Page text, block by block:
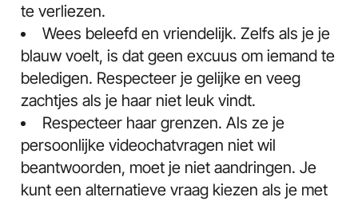
te verliezen.
Wees beleefd en vriendelijk. Zelfs als je je
blauw voelt, is dat geen excuus om iemand te
beledigen. Respecteer je gelijke en veeg
zachtjes als je haar niet leuk vindt.
Respecteer haar grenzen. Als ze je
persoonlijke videochatvragen niet wil
beantwoorden, moet je niet aandringen. Je
kunt een alternatieve vraag kiezen als je met